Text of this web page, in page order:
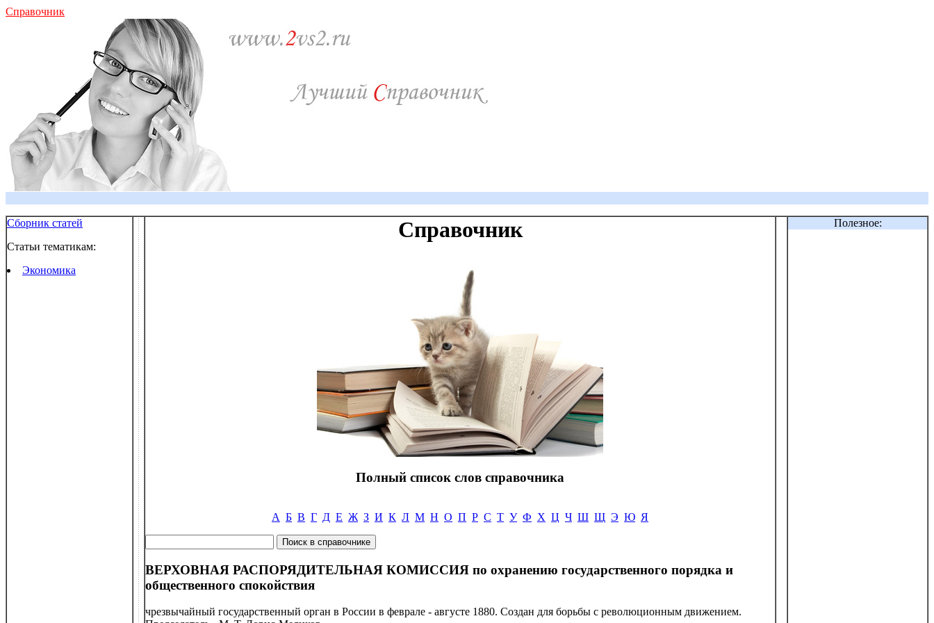
Справочник
Сборник статей
Статьи тематикам:
Экономика
Справочник
Полный список слов справочника
А Б В Г Д Е Ж З И К Л М Н О П Р С Т У Ф Х Ц Ч Ш Щ Э Ю Я
ВЕРХОВНАЯ РАСПОРЯДИТЕЛЬНАЯ КОМИССИЯ по охранению государственного порядка и
общественного спокойствия
чрезвычайный государственный орган в России в феврале - августе 1880. Создан для борьбы с революционным движением.
Полезное: